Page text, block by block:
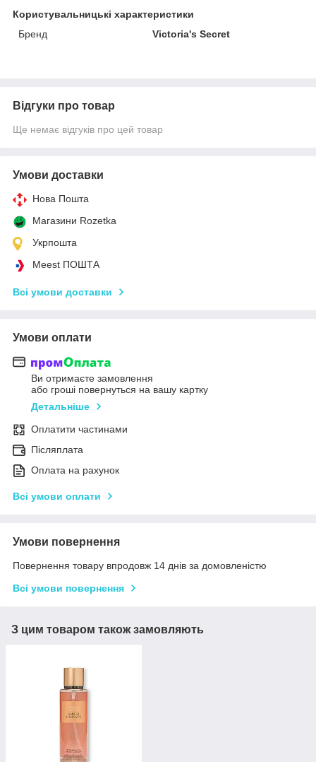
Користувальницькі характеристики
Бренд
Victoria's Secret
Відгуки про товар
Ще немає відгуків про цей товар
Умови доставки
Нова Пошта
Магазини Rozetka
Укрпошта
Meest ПОШТА
Всі умови доставки
Умови оплати
Ви отримаєте замовлення
або гроші повернуться на вашу картку
Детальніше
Оплатити частинами
Післяплата
Оплата на рахунок
Всі умови оплати
Умови повернення
Повернення товару впродовж 14 днів за домовленістю
Всі умови повернення
З цим товаром також замовляють